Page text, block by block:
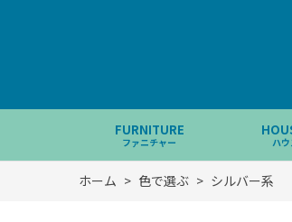
FURNITURE
ファニチャー ハ
ホーム > 色で選ぶ > シルバー系